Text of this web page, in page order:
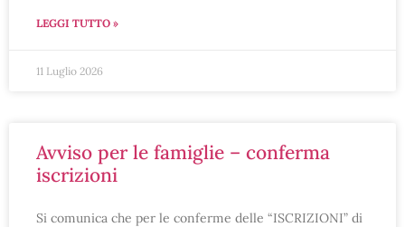
LEGGI TUTTO »
11 Luglio 2026
avviso per le famiglie – conferma
iscrizioni
Si comunica che per le conferme delle “ISCRIZIONI” di